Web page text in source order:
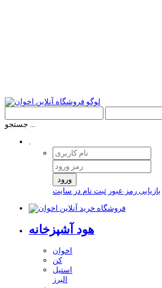
جستجو ...
.
ورود
بازیابی رمز عبور ثبت نام در سایت
هود آشپزخانه
اخوان
کن
استیل
البرز